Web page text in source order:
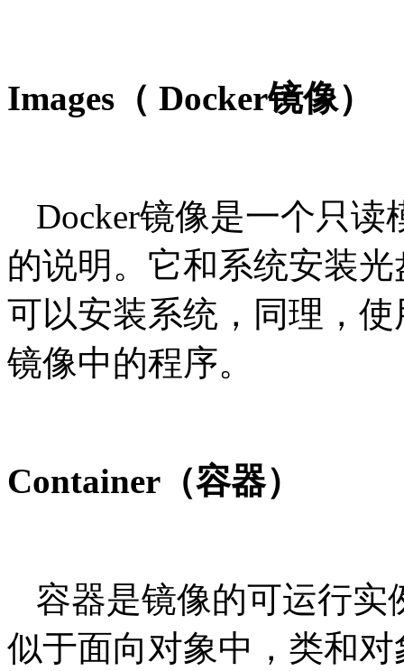
Images（ Docker镜像）
Docker镜像是一个只读
的说明。它和系统安装
可以安装系统，同理，使
镜像中的程序。
Container（容器）
容器是镜像的可运行实
似于面向对象中，类和